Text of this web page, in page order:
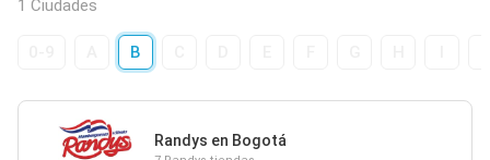
1 Ciudades
B
Randys en Bogotá